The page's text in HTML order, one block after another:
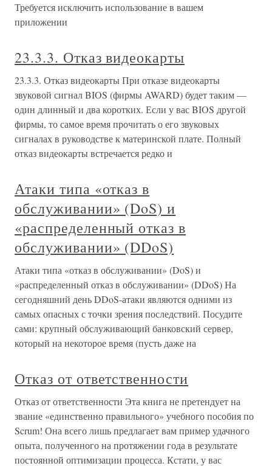
Требуется исключить использование в вашем
приложении
23.3.3. Отказ видеокарты
23.3.3. Отказ видеокарты При отказе видеокарты
звуковой сигнал BIOS (фирмы AWARD) будет таким —
один длинный и два коротких. Если у вас BIOS другой
фирмы, то самое время прочитать о его звуковых
сигналах в руководстве к материнской плате. Полный
отказ видеокарты встречается редко и
Атаки типа «отказ в
обслуживании» (DoS) и
«распределенный отказ в
обслуживании» (DDoS)
Атаки типа «отказ в обслуживании» (DoS) и
«распределенный отказ в обслуживании» (DDoS) На
сегодняшний день DDoS-атаки являются одними из
самых опасных с точки зрения последствий. Посудите
сами: крупный обслуживающий банковский сервер,
который на некоторое время (пусть даже на
Отказ от ответственности
Отказ от ответственности Эта книга не претендует на
звание «единственно правильного» учебного пособия по
Scrum! Она всего лишь предлагает вам пример удачного
опыта, полученного на протяжении года в результате
постоянной оптимизации процесса. Кстати, у вас